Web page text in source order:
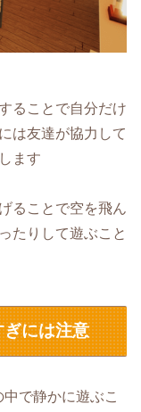
ることで自分だけ
は友達が協力して
ます
ることで空を飛ん
たりして遊ぶこと
には注意
で静かに遊ぶこ